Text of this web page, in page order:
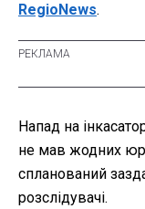
RegioNews.
Напад на
не мав жодних
спланований
розслідувачі.